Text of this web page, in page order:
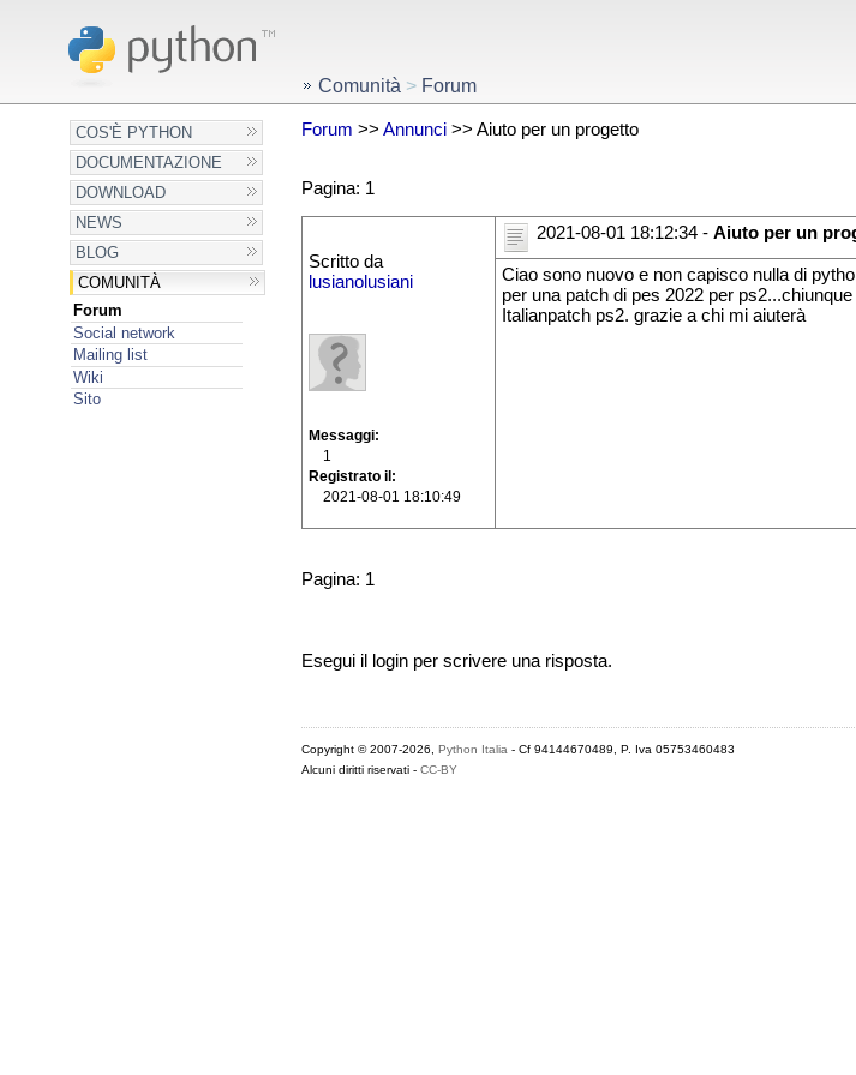
COS'È PYTHON
DOCUMENTAZIONE
DOWNLOAD
NEWS
BLOG
COMUNITÀ
Forum
Social network
Mailing list
Wiki
Sito
Comunità > Forum
Forum >> Annunci>> Aiuto per un progetto
Pagina: 1
Scritto da
lusianolusiani
Messaggi
1
Registrato il
2021-08-01 18:10:49
2021-08-01 18:12:34 - Aiuto per un
Ciao sono nuovo e non capisco nulla di
per una patch di pes 2022 per
Italianpatch ps2. grazie a chi mi aiuterà
Pagina: 1
Esegui il login per scrivere una risposta.
Copyright © 2007-2026, Python Italia- Cf 94144670489, P. Iva 05753460483
Alcuni diritti riservati - CC-BY